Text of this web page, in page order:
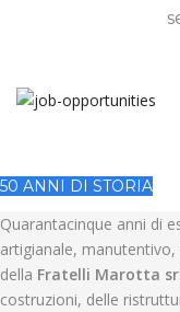
50 ANNI DI STORIA
Quarantacinque anni di
artigianale,
della Fratelli Marotta
costruzioni, delle